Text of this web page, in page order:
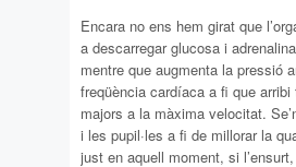
Encara no ens hem girat que
a descarregar glucosa i
mentre que augmenta la pressió
freqüència cardíaca a fi que
majors a la màxima velocitat.
i les pupil·les a fi de millorar la
just en aquell moment, si